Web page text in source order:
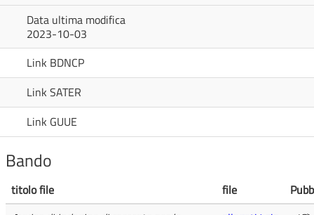
Data ultima modifica
2023-10-03
Link BDNCP
Link SATER
Link GUUE
Bando
titolo file file